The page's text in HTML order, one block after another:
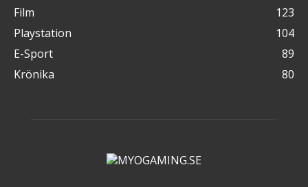
Film
123
Playstation
104
E-Sport
89
Krönika
80